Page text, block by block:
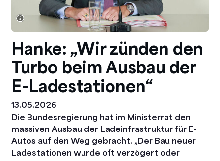
Hanke: „Wir zünden den
Turbo beim Ausbau der
E-Ladestationen“
13.05.2026
Die Bundesregierung hat im Ministerrat den
massiven Ausbau der Ladeinfrastruktur für E-
Autos auf den Weg gebracht. „Der Bau neuer
Ladestationen wurde oft verzögert oder